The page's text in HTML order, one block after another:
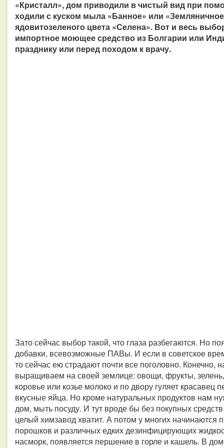
«Кристалл», дом приводили в чистый вид при
ходили с куском мыла «Банное» или
ядовитозеленого цвета «Селена». Вот и весь
импортное моющее средство из Болгарии или
празднику или перед походом к врачу.
Зато сейчас выбор такой, что глаза разбегаются. Но
добавки, всевозможные ПАВы. И если в советское
то сейчас ею страдают почти все поголовно.
выращиваем на своей землице: овощи, фрукты,
коровье или козье молоко и по двору гуляет красавец
вкусные яйца. Но кроме натуральных продуктов нам
дом, мыть посуду. И тут вроде бы без покупных
целый химзавод хватит. А потом у многих
порошков и различных едких дезинфицирующих
насморк, появляется першение в горле и кашель. В